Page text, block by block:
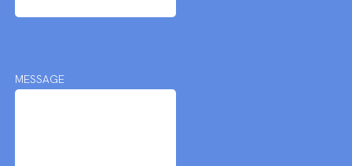
MESSAGE